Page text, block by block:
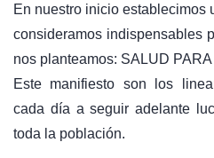
En nuestro inicio establecimos
consideramos indispensables
nos planteamos: SALUD PARA
Este manifiesto son los
cada día a seguir adelante
toda la población.